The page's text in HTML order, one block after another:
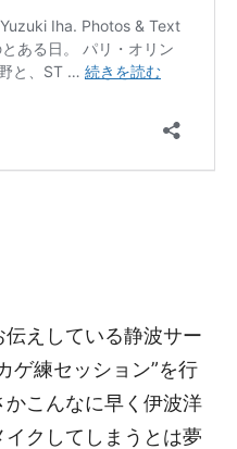
えしている静波サー
ゲ練セッション”を行
こんなに早く伊波洋
クしてしまうとは夢